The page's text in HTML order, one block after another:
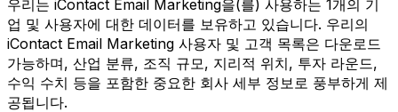
우리는 iContact Email Marketing을(를) 사용하는 1개의 기
업 및 사용자에 대한 데이터를 보유하고 있습니다. 우리의
iContact Email Marketing 사용자 및 고객 목록은 다운로드
가능하며, 산업 분류, 조직 규모, 지리적 위치, 투자 라운드,
수익 수치 등을 포함한 중요한 회사 세부 정보로 풍부하게 제
공됩니다.